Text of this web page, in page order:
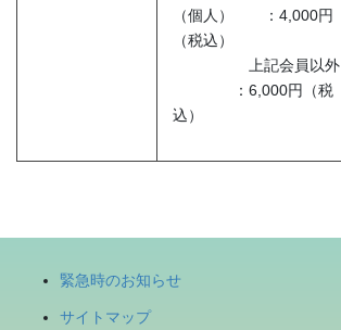
（個人） ：4,000円
（税込）
上記会員以外
：6,000円（税
込）
緊急時のお知らせ
サイトマップ